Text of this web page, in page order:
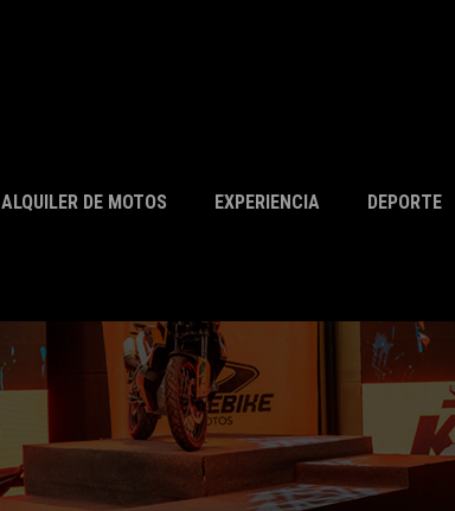
ALQUILER DE MOTOS EXPERIENCIA DEPORTE